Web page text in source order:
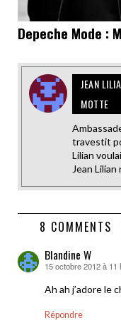
Depeche Mode :
JEAN
MOTTE
travestit
Lilian
Jean
8 COMMENTS
Blandine W
dit :
15 octobre 2012 à 11
Ah ah j’adore le
Répondre